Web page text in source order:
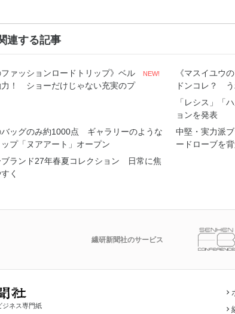
連する記事
ファッションロードトリップ》ベル
力！ ショーだけじゃない充実のプ
NEW!
《マスイユウ
ドンコレ？ う
「レシス」「
ョンを発表
バッグのみ約1000点 ギャラリーのような
プ「ヌアアート」オープン
中堅・実力派
ードローブを
ブランド27年春夏コレクション 日常に焦
く
繊研新聞社のサービス
ジネス専門紙